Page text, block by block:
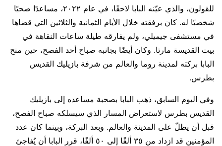
للقولون، والذي عيّنه البابا لاحقًا، في عام ٢٠٢٢، مساعدًا صحيًا
شخصيًا له. كان برفقته خلال الأيام الثمانية والثلاثين التي قضاها
في مستشفى جيميلي، ولم يفارقه طيلة ساعات النقاهة في
بيت القديسة مارتا. وكان أيضًا بجانبه صباح أحد الفصح، حين منح
البابا بركته لمدينة روما والعالم من شرفة بازيليك القديس
بطرس.
وفي اليوم السابق، ذهب البابا بصحبة مساعده إلى بازيليك
القديس بطرس لاستعراض المسار الذي سيسلكه صباح الفصح،
قبل أن يطلّ على المدينة والعالم. وبعد البركة، وبينما كان عدد
المؤمنين قد ازداد من ٣٥ ألفًا إلى ٥٠ ألفًا، قرر البابا أن يُفاجئ